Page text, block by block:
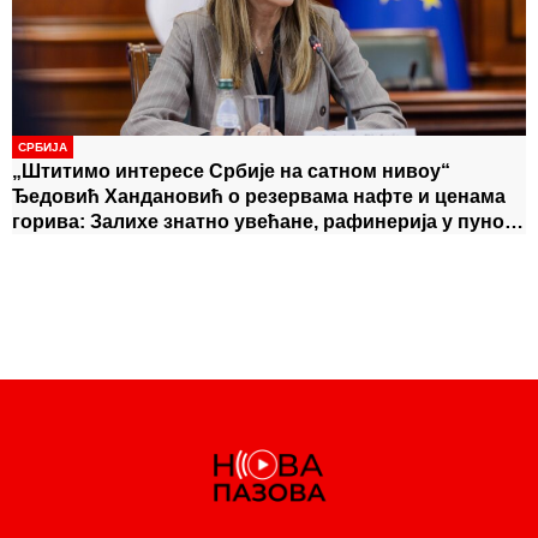
и цивилима нико није одговарао!
СРБИЈА
„Штитимо интересе Србије на сатном нивоу“
Ђедовић Хандановић о резервама нафте и ценама
горива: Залихе знатно увећане, рафинерија у пуном